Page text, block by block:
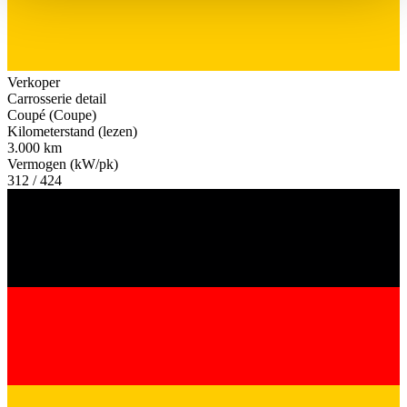
Verkoper
Carrosserie detail
Coupé (Coupe)
Kilometerstand (lezen)
3.000 km
Vermogen (kW/pk)
312 / 424